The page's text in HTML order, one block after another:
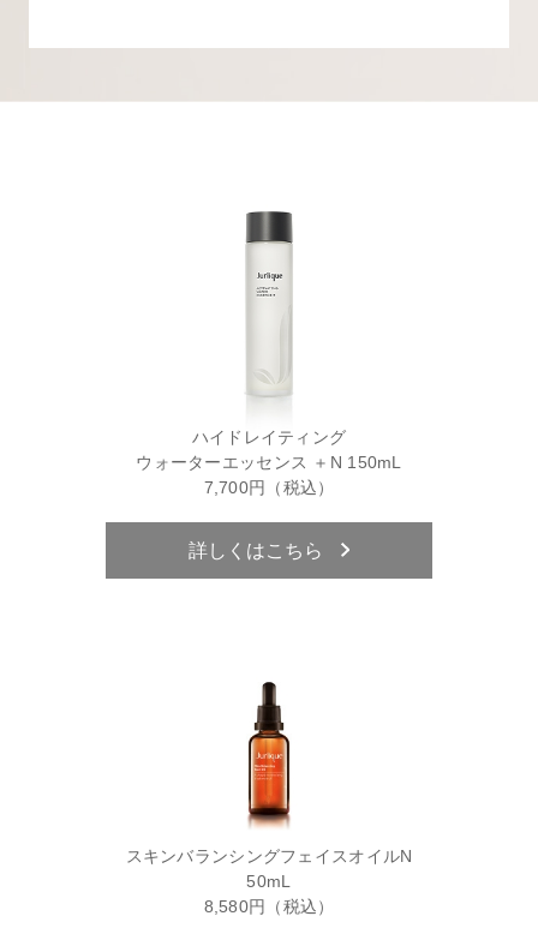
ハイドレイティング
ウォーターエッセンス ＋N 150mL
7,700円（税込）
詳しくはこちら
スキンバランシングフェイスオイルN
50mL
8,580円（税込）